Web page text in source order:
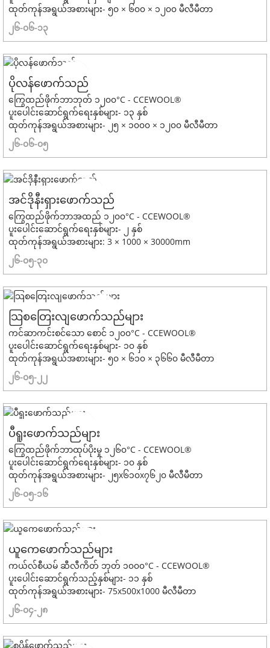
ထုတ်ကုန်အရွယ်အစားများ- ၅၀ × ၆၀၀ × ၁၂၀၀ မီလီမီတာ
၂၆-၀၆-၁၃
ပိုလန်ဖောက်သည်
ကြွေထည်ဖိုက်ဘာဘုတ် ၁၂၀၀°C - CCEWOOL®
ပူးပေါင်းဆောင်ရွက်ရေးနှစ်များ- ၁၃ နှစ်
ထုတ်ကုန်အရွယ်အစားများ- ၂၅ × ၁၀၀၀ × ၁၂၀၀ မီလီမီတာ
၂၆-၀၆-၀၅
အင်ဒိုနီးရှားဖောက်သည်
ကြွေထည်ဖိုက်ဘာအထည် ၁၂၀၀°C - CCEWOOL®
ပူးပေါင်းဆောင်ရွက်ရေးနှစ်များ- ၂ နှစ်
ထုတ်ကုန်အရွယ်အစားများ: 3 × 1000 × 30000mm
၂၆-၀၅-၃၀
သြစတြေးလျဖောက်သည်များ
ကင်ဆာကင်းစင်သော စောင် ၁၂၀၀°C - CCEWOOL®
ပူးပေါင်းဆောင်ရွက်ရေးနှစ်များ- ၁၀ နှစ်
ထုတ်ကုန်အရွယ်အစားများ- ၅၀ × ၆၁၀ × ၃၆၆၀ မီလီမီတာ
၂၆-၀၅-၂၂
ပီရူးဖောက်သည်များ
ကြွေထည်ဖိုက်ဘာထုပ်ပိုးမှု ၁၂၆၀°C - CCEWOOL®
ပူးပေါင်းဆောင်ရွက်ရေးနှစ်များ- ၁၀ နှစ်
ထုတ်ကုန်အရွယ်အစားများ- ၂၅x၆၁၀x၇၆၂၀ မီလီမီတာ
၂၆-၀၅-၁၆
ယူကေဖောက်သည်များ
ကယ်လ်စီယမ် ဆီလီကိတ် ဘုတ် ၁၀၀၀°C - CCEWOOL®
ပူးပေါင်းဆောင်ရွက်သည့်နှစ်များ- ၁၁ နှစ်
ထုတ်ကုန်အရွယ်အစားများ- 75x500x1000 မီလီမီတာ
၂၆-၀၄-၂၈